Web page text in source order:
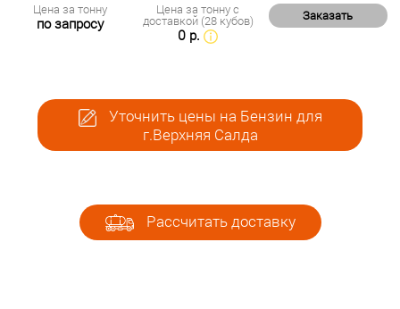
Цена за тонну
по запросу
Цена за тонну с
доставкой (28 кубов)
0 р.
Заказать
Уточнить цены на Бензин для
г.Верхняя Салда
Рассчитать доставку